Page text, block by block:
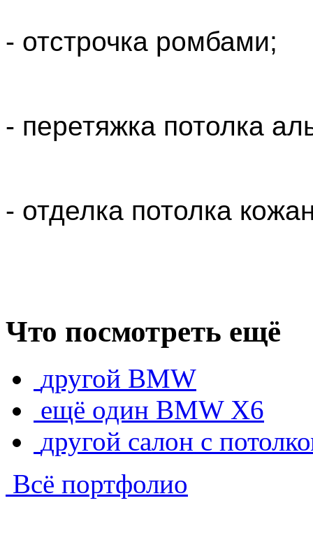
- отстрочка ромбами;
- перетяжка потолка
- отделка потолка
Что посмотреть ещё
другой BMW
ещё один BMW X6
другой салон с
Всё портфолио